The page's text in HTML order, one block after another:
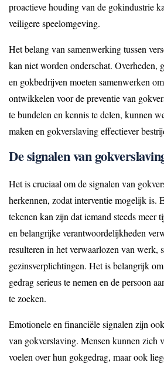
proactieve houding van de gokindustrie
veiligere speelomgeving.
Het belang van samenwerking tussen
kan niet worden onderschat. Overheden,
en gokbedrijven moeten samenwerken
ontwikkelen voor de preventie van
te bundelen en kennis te delen, kunnen
maken en gokverslaving effectiever
De signalen van
Het is cruciaal om de signalen van
herkennen, zodat interventie mogelijk is.
tekenen kan zijn dat iemand steeds meer
en belangrijke verantwoordelijkheden
resulteren in het verwaarlozen van werk,
gezinsverplichtingen. Het is belangrijk
gedrag serieus te nemen en de persoon
te zoeken.
Emotionele en financiële signalen zijn
van gokverslaving. Mensen kunnen zich
voelen over hun gokgedrag, maar ook